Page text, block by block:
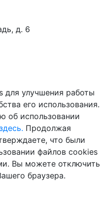
д. 6
улучшения работы
его использования.
об использовании
Продолжая
что были
файлов cookies
Вы можете отключить
браузера.